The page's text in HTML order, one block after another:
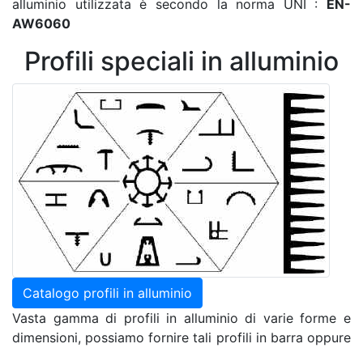
alluminio utilizzata è secondo la norma UNI : EN-
AW6060
Profili speciali in alluminio
Catalogo profili in alluminio
Vasta gamma di profili in alluminio di varie forme e
dimensioni, possiamo fornire tali profili in barra oppure